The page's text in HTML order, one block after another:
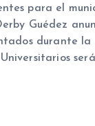
para el
Guédez
durante la